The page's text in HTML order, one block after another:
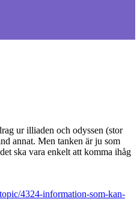
ur illiaden och odyssen (stor
annat. Men tanken är ju som
ska vara enkelt att komma ihåg
4324-information-som-kan-